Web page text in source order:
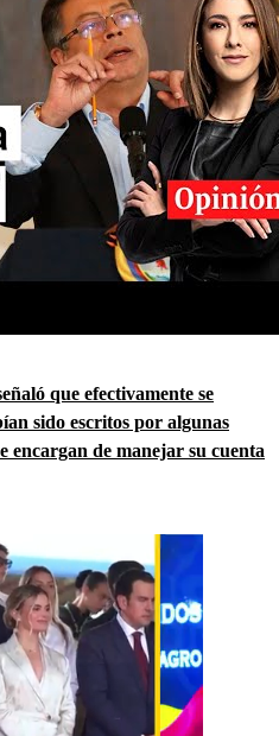
que efectivamente se
sido escritos por algunas
encargan de manejar su cuenta